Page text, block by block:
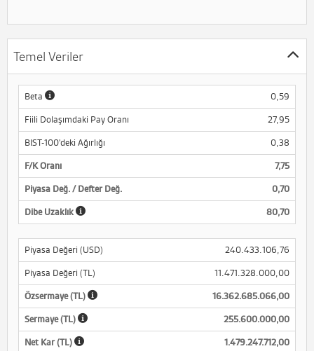
Temel Veriler
Beta 0,59
Fiili Dolaşımdaki Pay Oranı 27,95
BIST-100'deki Ağırlığı 0,38
F/K Oranı 7,75
Piyasa Değ. / Defter Değ. 0,70
Dibe Uzaklık 80,70
Piyasa Değeri (USD) 240.433.106,76
Piyasa Değeri (TL) 11.471.328.000,00
Özsermaye (TL) 16.362.685.066,00
Sermaye (TL) 255.600.000,00
Net Kar (TL) 1.479.247.712,00